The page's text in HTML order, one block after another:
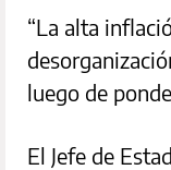
“La alta
luego de
El Jefe de